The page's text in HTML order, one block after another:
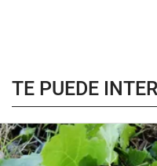
TE PUEDE